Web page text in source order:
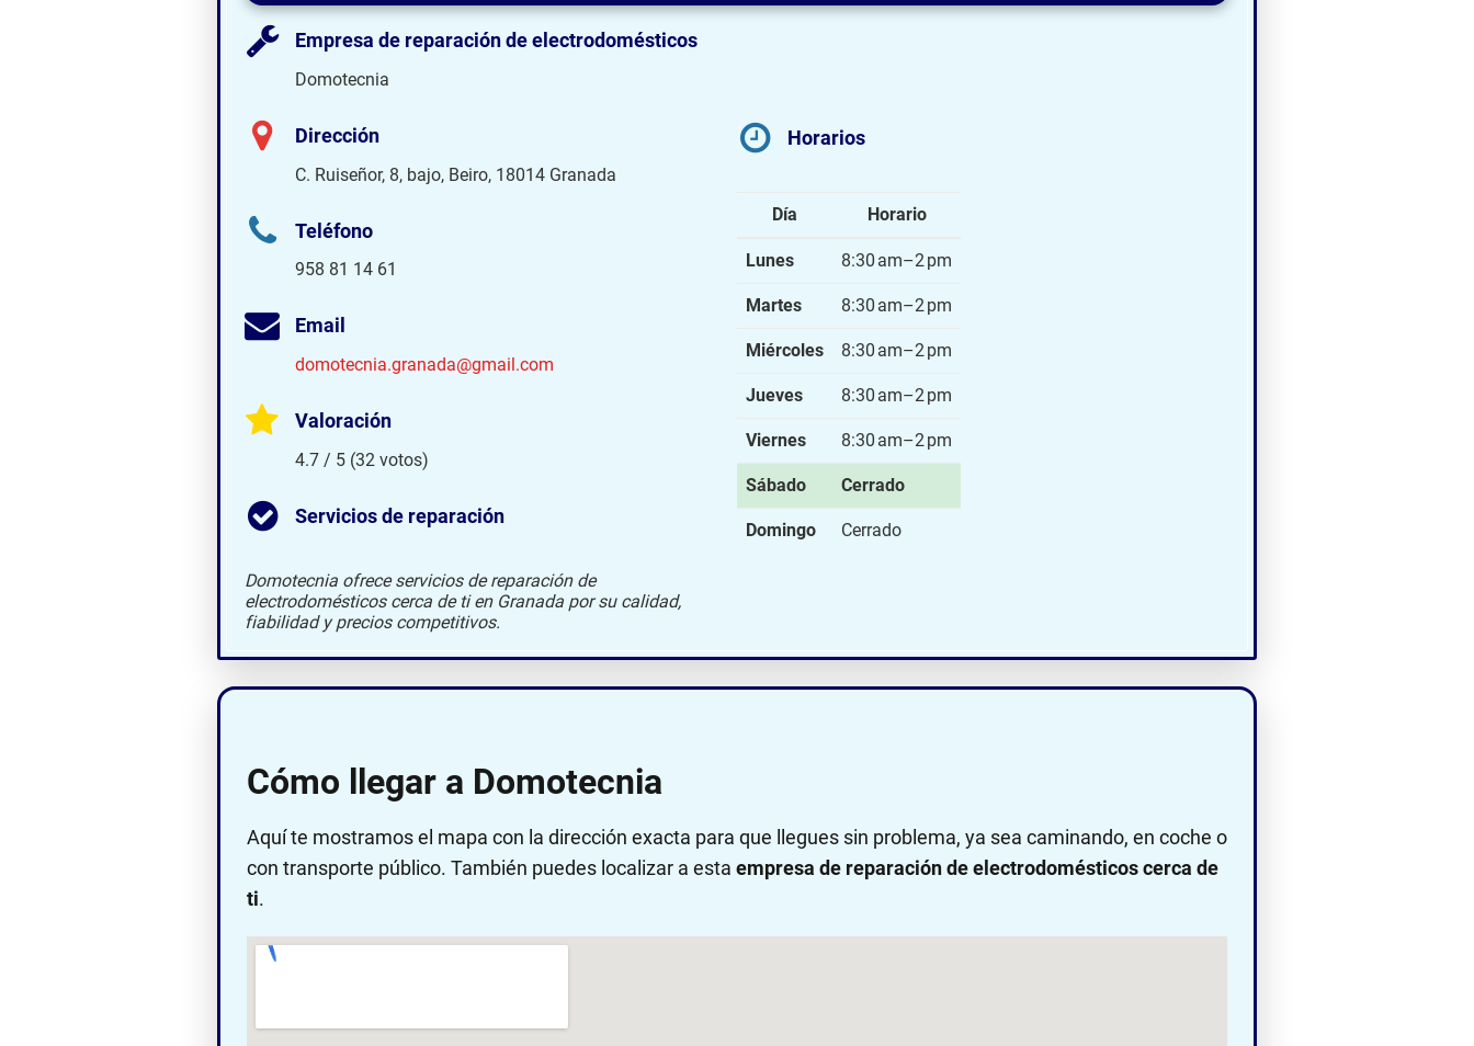
Empresa de reparación de electrodomésticos
Domotecnia
Dirección
C. Ruiseñor, 8, bajo, Beiro, 18014 Granada
Teléfono
958 81 14 61
Email
domotecnia.granada@gmail.com
Valoración
4.7 / 5 (32 votos)
Servicios de reparación
Domotecnia ofrece servicios de reparación de
electrodomésticos cerca de ti en Granada por su calidad,
fiabilidad y precios competitivos.
Horarios
Día Horario
Lunes 8:30 am–2 pm
Martes 8:30 am–2 pm
Miércoles 8:30 am–2 pm
Jueves 8:30 am–2 pm
Viernes 8:30 am–2 pm
Sábado Cerrado
Domingo Cerrado
Cómo llegar a Domotecnia
Aquí te mostramos el mapa con la dirección exacta para que llegues sin problema, ya sea caminando, en coche o
con transporte público. También puedes localizar a esta empresa de reparación de electrodomésticos cerca de
ti.